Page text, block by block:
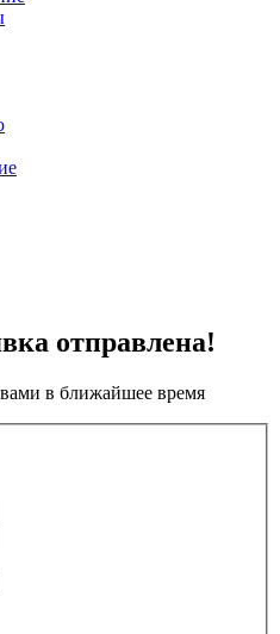
отправлена!
в ближайшее время